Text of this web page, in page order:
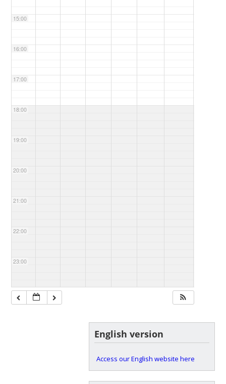
15:00
16:00
17:00
18:00
19:00
20:00
21:00
22:00
23:00
English version
Access our English website here